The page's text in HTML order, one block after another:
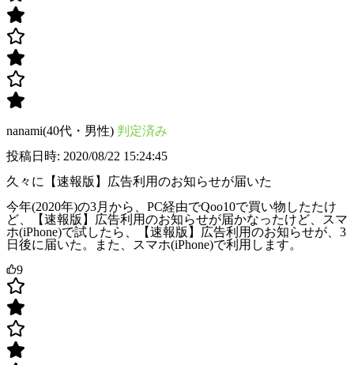
nanami(40代・男性) 判定済み
投稿日時: 2020/08/22 15:24:45
久々に【速報版】広告利用のお知らせが届いた
今年(2020年)の3月から、PC経由でQoo10で買い物したたけ
ど、【速報版】広告利用のお知らせが届かなったけど、スマ
ホ(iPhone)で試したら、【速報版】広告利用のお知らせが、3
日後に届いた。また、スマホ(iPhone)で利用します。
9